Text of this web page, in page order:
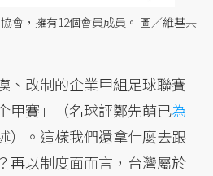
會，擁有12個會員成員。 圖／維基共
、改制的企業甲組足球聯賽
甲賽」（名球評鄭先萌已為
）。這樣我們還拿什麼去跟
再以制度面而言，台灣屬於